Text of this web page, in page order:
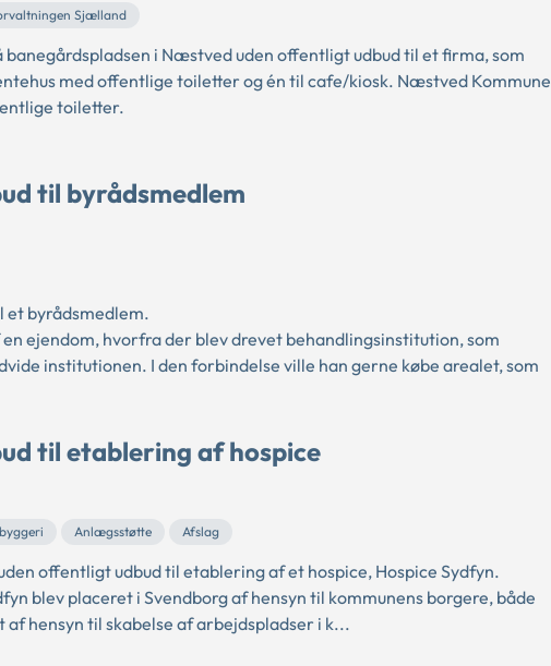
Sjælland
i Næstved uden offentligt udbud til et firma, som
med offentlige toiletter og én til cafe/kiosk. Næstved Kommune
toiletter.
til byrådsmedlem
et byrådsmedlem.
ejendom, hvorfra der blev drevet behandlingsinstitution, som
institutionen. I den forbindelse ville han gerne købe arealet, som
til etablering af hospice
Anlægsstøtte Afslag
offentligt udbud til etablering af et hospice, Hospice Sydfyn.
blev placeret i Svendborg af hensyn til kommunens borgere, både
hensyn til skabelse af arbejdspladser i k...